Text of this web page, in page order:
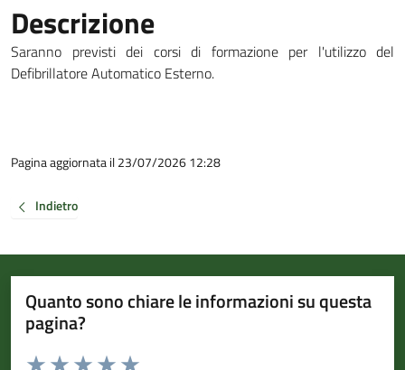
Descrizione
Saranno previsti dei corsi di formazione per l'utilizzo del
Defibrillatore Automatico Esterno.
Pagina aggiornata il 23/07/2026 12:28
Indietro
Quanto sono chiare le informazioni su questa
pagina?
Valuta da 1 a 5 stelle la pagina